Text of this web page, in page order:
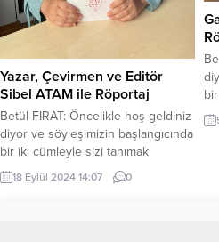
Yazar, Çevirmen ve Editör
Sibel ATAM ile Röportaj
Betül FIRAT: Öncelikle hoş geldiniz
diyor ve söyleşimizin başlangıcında
bir iki cümleyle sizi tanımak
istiyoruz. Sibel Atam Kimdir? Sibel
ATAM: 1973 Ankara doğumluyum.
18 Eylül 2024 14:07 0